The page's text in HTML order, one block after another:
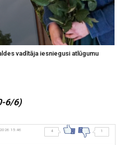
vadītāja iesniegusi atlūgumu
6/6)
15:46 4 1